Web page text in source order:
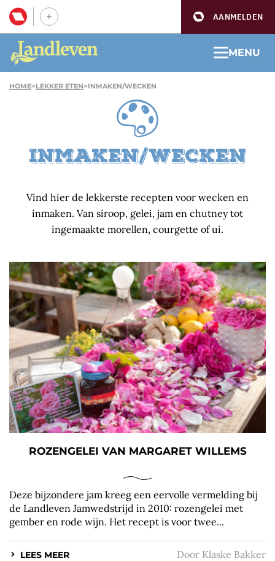
AANMELDEN
MENU
HOME>LEKKER ETEN>INMAKEN/WECKEN
Inmaken/wecken
Vind hier de lekkerste recepten voor wecken en
inmaken. Van siroop, gelei, jam en chutney tot
ingemaakte morellen, courgette of ui.
ROZENGELEI VAN MARGARET WILLEMS
Deze bijzondere jam kreeg een eervolle vermelding bij
de Landleven Jamwedstrijd in 2010: rozengelei met
gember en rode wijn. Het recept is voor twee...
LEES MEER Door Klaske Bakker